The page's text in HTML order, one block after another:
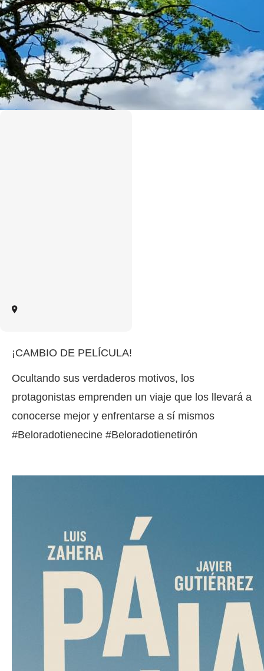
¡CAMBIO DE PELÍCULA!
Ocultando sus verdaderos motivos, los
protagonistas emprenden un viaje que los llevará a
conocerse mejor y enfrentarse a sí mismos
#Beloradotienecine #Beloradotienetirón